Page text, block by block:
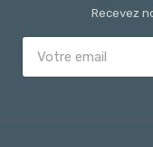
Recevez